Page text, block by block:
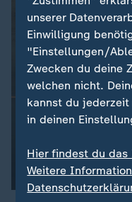
unserer
Einwilligung
"Einstellungen/
Zwecken du deine
welchen nicht.
kannst du
in deinen
Hier findest du das
Weitere